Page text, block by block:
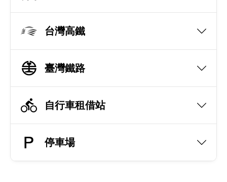
台灣高鐵
臺灣鐵路
自行車租借站
停車場